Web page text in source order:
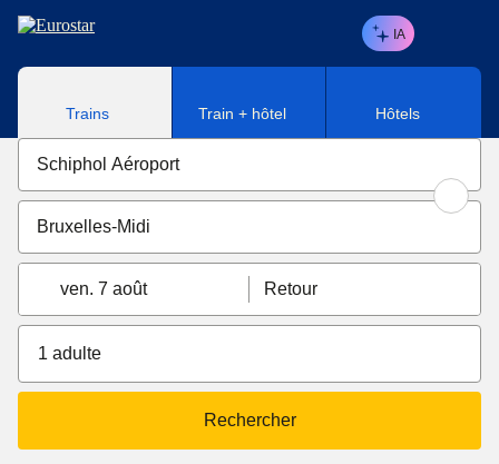
Aller au contenu principal
IA
Trains Train + hôtel Hôtels
ven. 7 août Retour
1 adulte
Rechercher